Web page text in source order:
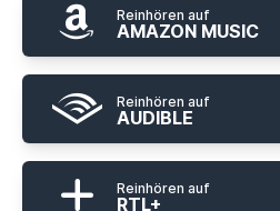
Reinhören auf
AMAZON MUSIC
Reinhören auf
AUDIBLE
Reinhören auf
RTL+